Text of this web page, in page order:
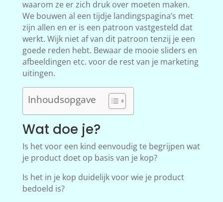
waarom ze er zich druk over moeten maken.
We bouwen al een tijdje landingspagina’s met
zijn allen en er is een patroon vastgesteld dat
werkt. Wijk niet af van dit patroon tenzij je een
goede reden hebt. Bewaar de mooie sliders en
afbeeldingen etc. voor de rest van je marketing
uitingen.
Inhoudsopgave
Wat doe je?
Is het voor een kind eenvoudig te begrijpen wat
je product doet op basis van je kop?
Is het in je kop duidelijk voor wie je product
bedoeld is?